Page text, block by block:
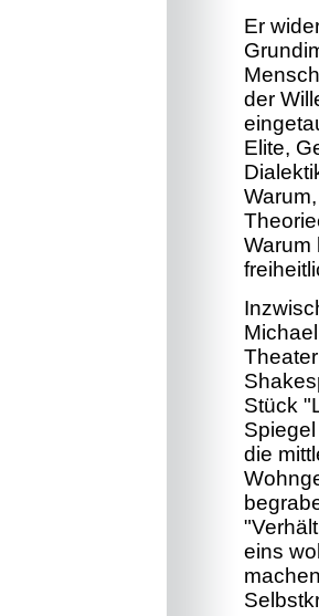
Er
der
Elite,
Warum
Stück
die
eins